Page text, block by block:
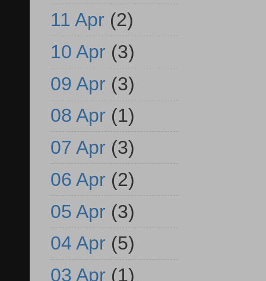
11 Apr (2)
10 Apr (3)
09 Apr (3)
08 Apr (1)
07 Apr (3)
06 Apr (2)
05 Apr (3)
04 Apr (5)
03 Apr (1)